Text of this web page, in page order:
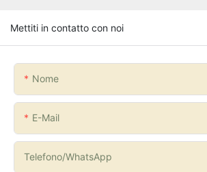
Mettiti in contatto con noi
Nome
E-Mail
Telefono/WhatsApp